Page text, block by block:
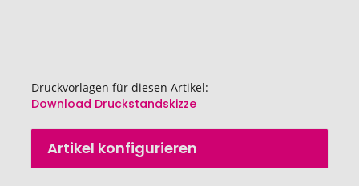
Druckvorlagen für diesen Artikel:
Download Druckstandskizze
Zum
AnfangArtikel konfigurieren